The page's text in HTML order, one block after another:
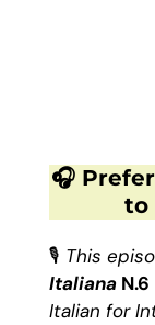
🎧
to
🎙 This
ItalianaN.6
Italian for